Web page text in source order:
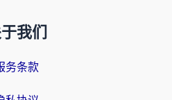
我们
务条款